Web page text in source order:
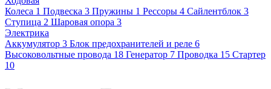
Колеса 1 Подвеска 3 Пружины 1 Рессоры 4 Сайлентблок 3
Ступица 2 Шаровая опора 3
Электрика
Аккумулятор 3 Блок предохранителей и реле 6
Высоковольтные провода 18 Генератор 7 Проводка 15 Стартер
10